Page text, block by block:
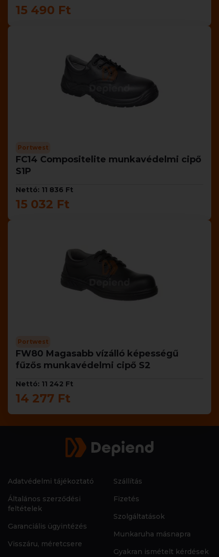
15 490 Ft
Portwest
FC14 Compositelite munkavédelmi cipő
S1P
Nettó: 11 836 Ft
15 032 Ft
Portwest
FW80 Magasabb vízálló képességű
fűzős munkavédelmi cipő S2
Nettó: 11 242 Ft
14 277 Ft
Adatvédelmi tájékoztató
Általános szerződési
feltételek
Garanciális ügyintézés
Visszáru, méretcsere
Szállítás
Fizetés
Szolgáltatások
Munkaruha másnapra
Gyakran ismételt kérdések